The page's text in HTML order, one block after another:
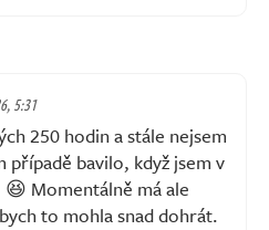
5:31
250 hodin a stále nejsem
případě bavilo, když jsem v
Momentálně má ale
to mohla snad dohrát.